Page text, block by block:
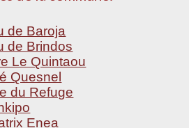
de Baroja
de Brindos
Le Quintaou
Quesnel
du Refuge
Enea